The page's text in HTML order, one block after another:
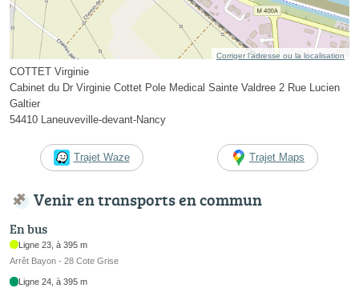
Corriger l’adresse ou la localisation
COTTET Virginie
Cabinet du Dr Virginie Cottet Pole Medical Sainte Valdree 2 Rue Lucien
Galtier
54410 Laneuveville-devant-Nancy
Trajet Waze Trajet Maps
Venir en transports en commun
En bus
Ligne 23, à 395 m
Arrêt Bayon - 28 Cote Grise
Ligne 24, à 395 m